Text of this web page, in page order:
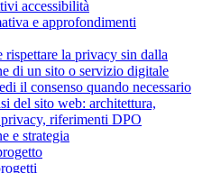
accessibilità
e approfondimenti
rispettare la privacy sin dalla
di un sito o servizio digitale
il consenso quando necessario
del sito web: architettura,
riferimenti DPO
e strategia